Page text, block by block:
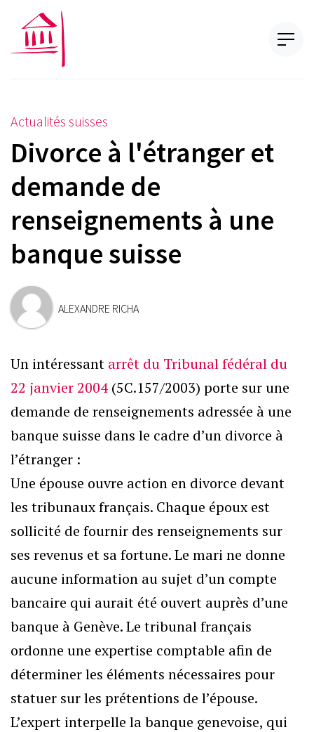
Actualités suisses
Divorce à l'étranger et
demande de
renseignements à une
banque suisse
ALEXANDRE RICHA
Un intéressant arrêt du Tribunal fédéral du
22 janvier 2004 (5C.157/2003) porte sur une
demande de renseignements adressée à une
banque suisse dans le cadre d’un divorce à
l’étranger :
Une épouse ouvre action en divorce devant
les tribunaux français. Chaque époux est
sollicité de fournir des renseignements sur
ses revenus et sa fortune. Le mari ne donne
aucune information au sujet d’un compte
bancaire qui aurait été ouvert auprès d’une
banque à Genève. Le tribunal français
ordonne une expertise comptable afin de
déterminer les éléments nécessaires pour
statuer sur les prétentions de l’épouse.
L’expert interpelle la banque genevoise, qui